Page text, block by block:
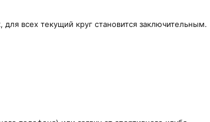
всех текущий круг становится заключительным.